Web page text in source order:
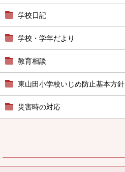
学校日記
学校・学年だより
教育相談
東山田小学校いじめ防止基本方針
災害時の対応